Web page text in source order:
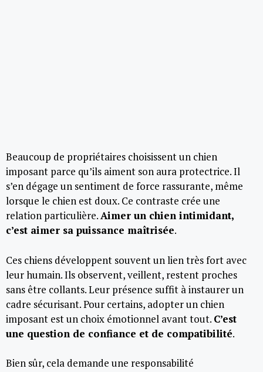
Beaucoup de propriétaires choisissent un chien
imposant parce qu’ils aiment son aura protectrice. Il
s’en dégage un sentiment de force rassurante, même
lorsque le chien est doux. Ce contraste crée une
relation particulière.Aimer un chien intimidant,
c’est aimer sa puissance maîtrisée.
Ces chiens développent souvent un lien très fort avec
leur humain. Ils observent, veillent, restent proches
sans être collants. Leur présence suffit à instaurer un
cadre sécurisant. Pour certains, adopter un chien
imposant est un choix émotionnel avant tout. C’est
une question de confiance et de compatibilité.
Bien sûr, cela demande une responsabilité